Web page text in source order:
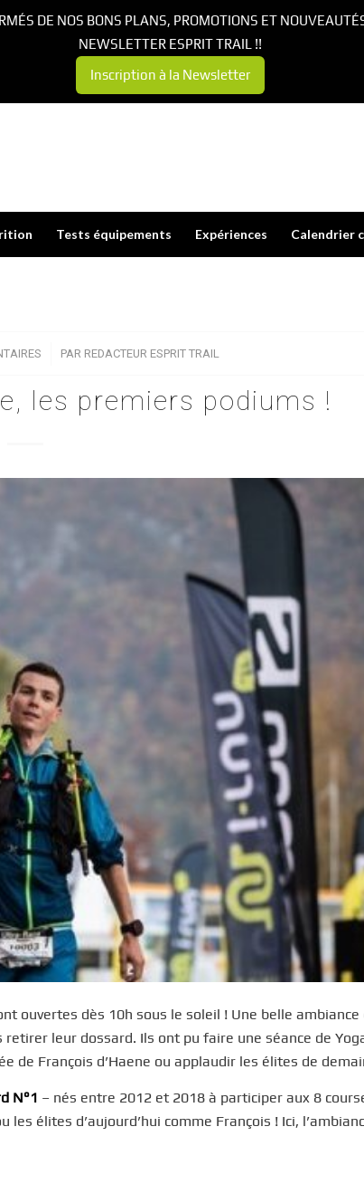
Tests équipements Expériences Calendrier
PAR REDACTEUR ESPRIT TRAIL
les premiers podiums !
ouvertes dès 10h sous le soleil ! Une belle ambiance
leur dossard. Ils ont pu faire une séance de
de François d’Haene ou applaudir les élites de
N°1 – nés entre 2012 et 2018 à participer aux 8
élites d’aujourd’hui comme François ! Ici,
DE NOS BONS PLANS, PROMOTIONS ET
NEWSLETTER ESPRIT TRAIL !!
Inscription à la Newsletter